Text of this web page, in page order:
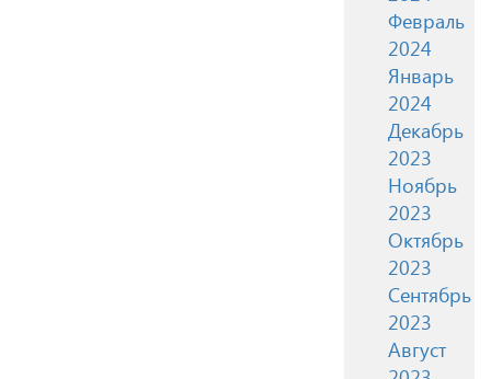
Февраль
2024
Январь
2024
Декабрь
2023
Ноябрь
2023
Октябрь
2023
Сентябрь
2023
Август